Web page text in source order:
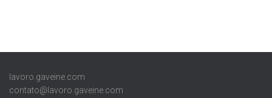
lavoro.gaveine.com
contato@lavoro.gaveine.com